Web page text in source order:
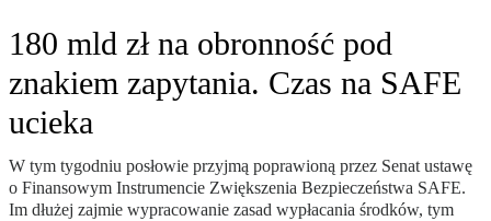
180 mld zł na obronność pod
znakiem zapytania. Czas na SAFE
ucieka
W tym tygodniu posłowie przyjmą poprawioną przez Senat ustawę
o Finansowym Instrumencie Zwiększenia Bezpieczeństwa SAFE.
Im dłużej zajmie wypracowanie zasad wypłacania środków, tym